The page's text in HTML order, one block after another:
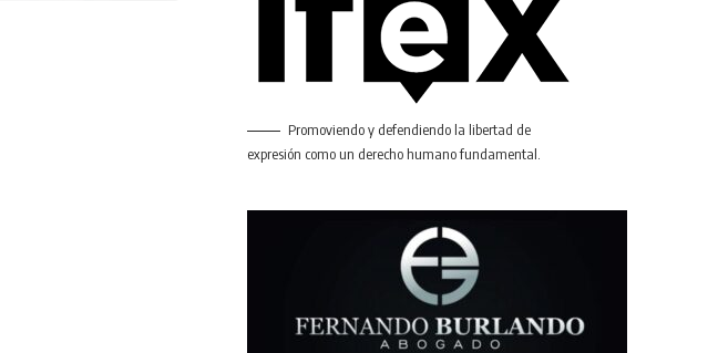
Promoviendo y defendiendo la libertad de
expresión como un derecho humano fundamental.